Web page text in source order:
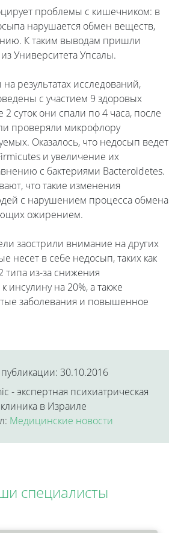
проблемы с кишечником: в
нарушается обмен веществ,
К таким выводам пришли
Университета Упсалы.
результатах исследований,
с участием 9 здоровых
суток они спали по 4 часа, после
проверяли микрофлору
Оказалось, что недосып ведет
и увеличение их
с бактериями Bacteroidetes.
что такие изменения
с нарушением процесса обмена
ожирением.
заострили внимание на других
несет в себе недосып, таких как
типа из-за снижения
инсулину на 20%, а также
заболевания и повышенное
публикации: 30.10.2016
- экспертная психиатрическая
клиника в Израиле
Медицинские новости
специалисты